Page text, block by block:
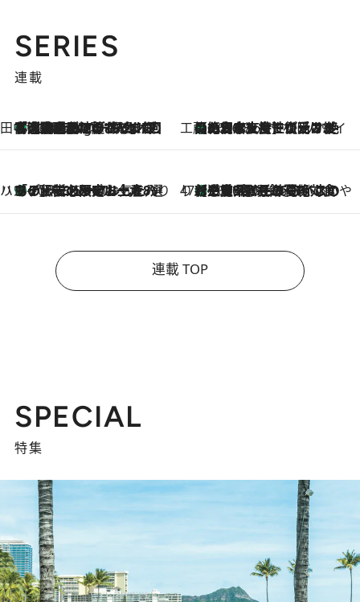
SERIES
連載
田中稲の勝手に再ブーム
1 Hour Ago
「湘南乃風に憧れて」観客大盛上がりの“タオル回し”に、ラッパー顔負けの高速歌唱まで…さだまさし（74）のアグレッシブすぎる現在地 工藤まやのおもてなしハワイ
2026.8.6
【ハワイ土産】ローカルの絶大な支持で復活！ 絶品の幻クッキー《元ファンの日本人女性が受け継いだ名店》
ハワイ賢者 リサのお気に入りリスト2026.8.6
あの伝説の限定トートも！ リニューアルした「ディーン＆デルーカ ハワイ」で必須のお土産8選 47都道府県の手みやげ ひんやりスイーツで夏を満喫
2026.8.6
【三重県】この夏絶対食べたい 冷やしておいしいおやつ3選 お餅×アイスの新感覚スイーツ
連載 TOP
SPECIAL
特集